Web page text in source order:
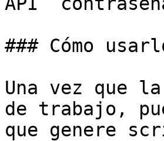
### Cómo
Una vez que
de trabajo,
que genere